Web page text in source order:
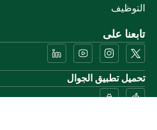
التوظيف
تابعنا على
تحميل تطبيق الجوال